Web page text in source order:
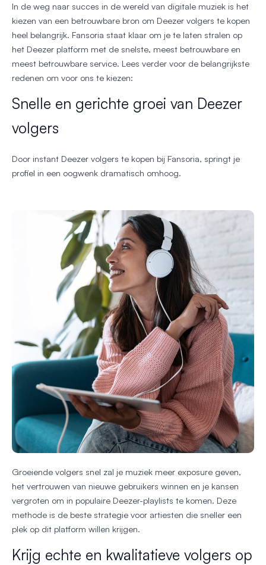
In de weg naar succes in de wereld van digitale muziek is het
kiezen van een betrouwbare bron om Deezer volgers te kopen
heel belangrijk. Fansoria staat klaar om je te laten stralen op
het Deezer platform met de snelste, meest betrouwbare en
meest betrouwbare service. Lees verder voor de belangrijkste
redenen om voor ons te kiezen:
Snelle en gerichte groei van Deezer
volgers
Door instant Deezer volgers te kopen bij Fansoria, springt je
profiel in een oogwenk dramatisch omhoog.
Groeiende volgers snel zal je muziek meer exposure geven,
het vertrouwen van nieuwe gebruikers winnen en je kansen
vergroten om in populaire Deezer-playlists te komen. Deze
methode is de beste strategie voor artiesten die sneller een
plek op dit platform willen krijgen.
Krijg echte en kwalitatieve volgers op